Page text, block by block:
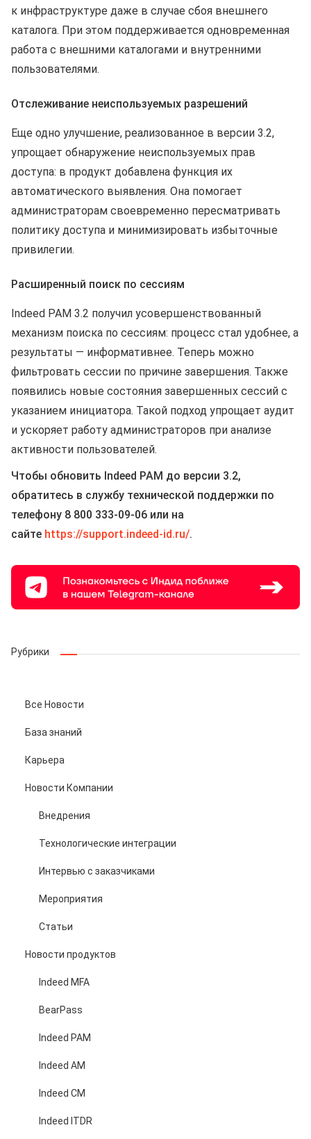
к инфраструктуре даже в случае сбоя внешнего
каталога. При этом поддерживается одновременная
работа с внешними каталогами и внутренними
пользователями.
Отслеживание неиспользуемых разрешений
Еще одно улучшение, реализованное в версии 3.2,
упрощает обнаружение неиспользуемых прав
доступа: в продукт добавлена функция их
автоматического выявления. Она помогает
администраторам своевременно пересматривать
политику доступа и минимизировать избыточные
привилегии.
Расширенный поиск по сессиям
Indeed PAM 3.2 получил усовершенствованный
механизм поиска по сессиям: процесс стал удобнее, а
результаты — информативнее. Теперь можно
фильтровать сессии по причине завершения. Также
появились новые состояния завершенных сессий с
указанием инициатора. Такой подход упрощает аудит
и ускоряет работу администраторов при анализе
активности пользователей.
Чтобы обновить Indeed PAM до версии 3.2,
обратитесь в службу технической поддержки по
телефону 8 800 333-09-06 или на
сайте https://support.indeed-id.ru/.
Рубрики
Все Новости
База знаний
Карьера
Новости Компании
Внедрения
Технологические интеграции
Интервью с заказчиками
Мероприятия
Статьи
Новости продуктов
Indeed MFA
BearPass
Indeed PAM
Indeed AM
Indeed CM
Indeed ITDR